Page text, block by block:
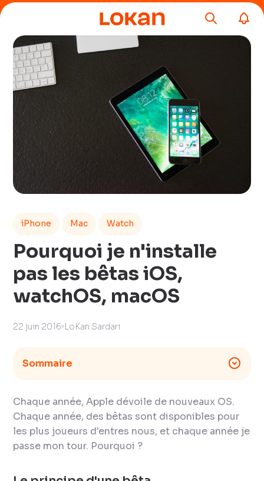
iPhone Mac Watch
Pourquoi je n'installe
pas les bêtas iOS,
watchOS, macOS
22 juin 2016 LoKan Sardari
Sommaire
Chaque année, Apple dévoile de nouveaux OS.
Chaque année, des bêtas sont disponibles pour
les plus joueurs d'entres nous, et chaque année je
passe mon tour. Pourquoi ?